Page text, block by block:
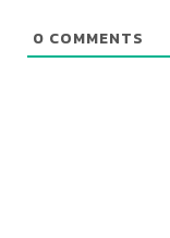
0 COMMENTS